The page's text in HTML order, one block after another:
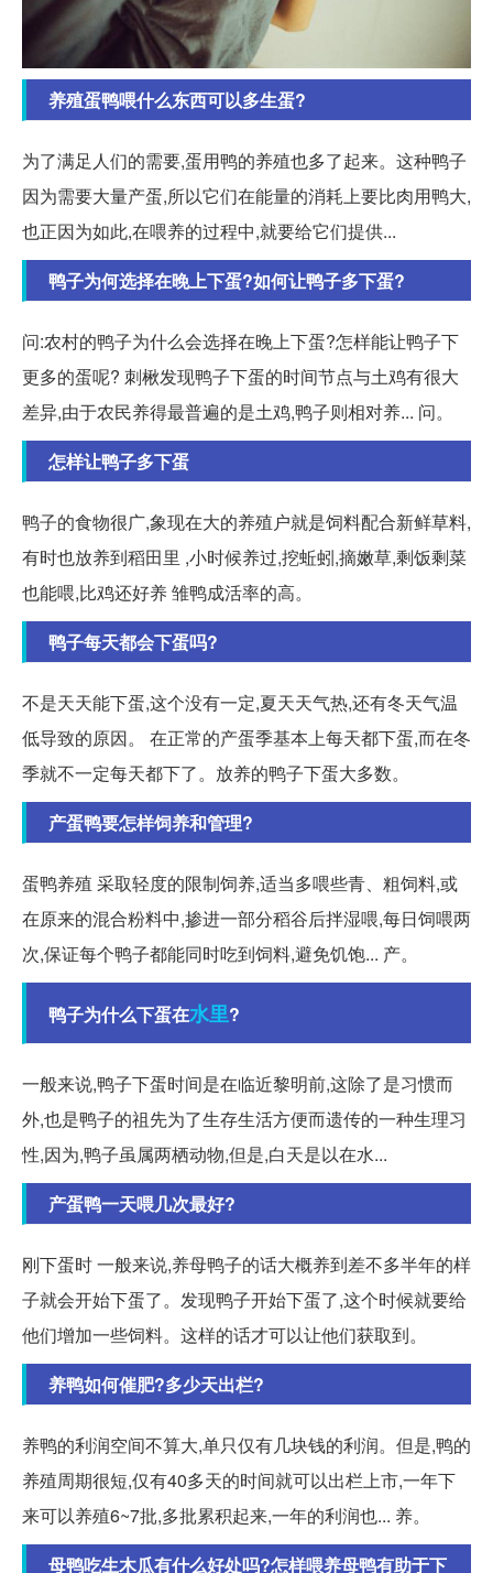
养殖蛋鸭喂什么东西可以多生蛋?
为了满足人们的需要,蛋用鸭的养殖也多了起来。这种鸭子
因为需要大量产蛋,所以它们在能量的消耗上要比肉用鸭大,
也正因为如此,在喂养的过程中,就要给它们提供...
鸭子为何选择在晚上下蛋?如何让鸭子多下蛋?
问:农村的鸭子为什么会选择在晚上下蛋?怎样能让鸭子下
更多的蛋呢? 刺楸发现鸭子下蛋的时间节点与土鸡有很大
差异,由于农民养得最普遍的是土鸡,鸭子则相对养... 问。
怎样让鸭子多下蛋
鸭子的食物很广,象现在大的养殖户就是饲料配合新鲜草料,
有时也放养到稻田里 ,小时候养过,挖蚯蚓,摘嫩草,剩饭剩菜
也能喂,比鸡还好养 雏鸭成活率的高。
鸭子每天都会下蛋吗?
不是天天能下蛋,这个没有一定,夏天天气热,还有冬天气温
低导致的原因。 在正常的产蛋季基本上每天都下蛋,而在冬
季就不一定每天都下了。放养的鸭子下蛋大多数。
产蛋鸭要怎样饲养和管理?
蛋鸭养殖 采取轻度的限制饲养,适当多喂些青、粗饲料,或
在原来的混合粉料中,掺进一部分稻谷后拌湿喂,每日饲喂两
次,保证每个鸭子都能同时吃到饲料,避免饥饱... 产。
鸭子为什么下蛋在水里?
一般来说,鸭子下蛋时间是在临近黎明前,这除了是习惯而
外,也是鸭子的祖先为了生存生活方便而遗传的一种生理习
性,因为,鸭子虽属两栖动物,但是,白天是以在水...
产蛋鸭一天喂几次最好?
刚下蛋时 一般来说,养母鸭子的话大概养到差不多半年的样
子就会开始下蛋了。发现鸭子开始下蛋了,这个时候就要给
他们增加一些饲料。这样的话才可以让他们获取到。
养鸭如何催肥?多少天出栏?
养鸭的利润空间不算大,单只仅有几块钱的利润。但是,鸭的
养殖周期很短,仅有40多天的时间就可以出栏上市,一年下
来可以养殖6~7批,多批累积起来,一年的利润也... 养。
母鸭吃生木瓜有什么好处吗?怎样喂养母鸭有助于下